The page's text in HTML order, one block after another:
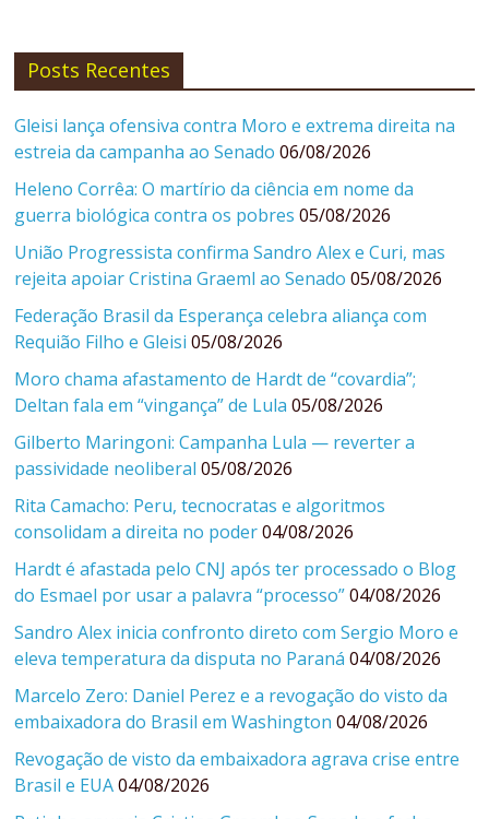
Posts Recentes
Gleisi lança ofensiva contra Moro e extrema direita na
estreia da campanha ao Senado 06/08/2026
Heleno Corrêa: O martírio da ciência em nome da
guerra biológica contra os pobres 05/08/2026
União Progressista confirma Sandro Alex e Curi, mas
rejeita apoiar Cristina Graeml ao Senado 05/08/2026
Federação Brasil da Esperança celebra aliança com
Requião Filho e Gleisi 05/08/2026
Moro chama afastamento de Hardt de “covardia”;
Deltan fala em “vingança” de Lula 05/08/2026
Gilberto Maringoni: Campanha Lula — reverter a
passividade neoliberal 05/08/2026
Rita Camacho: Peru, tecnocratas e algoritmos
consolidam a direita no poder 04/08/2026
Hardt é afastada pelo CNJ após ter processado o Blog
do Esmael por usar a palavra “processo” 04/08/2026
Sandro Alex inicia confronto direto com Sergio Moro e
eleva temperatura da disputa no Paraná 04/08/2026
Marcelo Zero: Daniel Perez e a revogação do visto da
embaixadora do Brasil em Washington 04/08/2026
Revogação de visto da embaixadora agrava crise entre
Brasil e EUA 04/08/2026